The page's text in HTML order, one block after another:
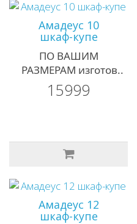
Амадеус 10
шкаф-купе
ПО ВАШИМ
РАЗМЕРАМ изготов..
15999
Амадеус 12
шкаф-купе